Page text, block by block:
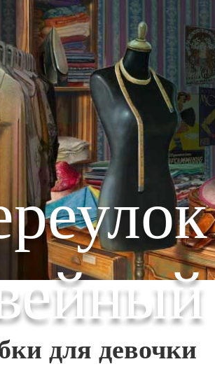
для девочки